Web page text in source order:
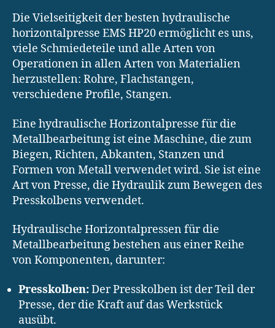
Die Vielseitigkeit der besten hydraulische
horizontalpresse EMS HP20 ermöglicht es uns,
viele Schmiedeteile und alle Arten von
Operationen in allen Arten von Materialien
herzustellen: Rohre, Flachstangen,
verschiedene Profile, Stangen.
Eine hydraulische Horizontalpresse für die
Metallbearbeitung ist eine Maschine, die zum
Biegen, Richten, Abkanten, Stanzen und
Formen von Metall verwendet wird. Sie ist eine
Art von Presse, die Hydraulik zum Bewegen des
Presskolbens verwendet.
Hydraulische Horizontalpressen für die
Metallbearbeitung bestehen aus einer Reihe
von Komponenten, darunter:
Presskolben:Der Presskolben ist der Teil der
Presse, der die Kraft auf das Werkstück
ausübt.